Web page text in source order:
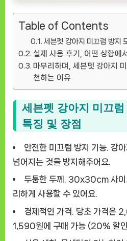
Table of Contents
세븐펫 강아지 미끄럼 방지
실제 사용 후기, 어떤 상황에
마무리하며, 세븐펫 강아지
천하는 이유
세븐펫 강아지 미끄럼
특징 및 장점
안전한 미끄럼 방지 기능. 강
넘어지는 것을 방지해주어요.
두툼한 두께.
30x30cm 사이
리하게 사용할 수 있어요.
경제적인 가격. 당초 가격은
1,590원에 구매 가능 (20% 할